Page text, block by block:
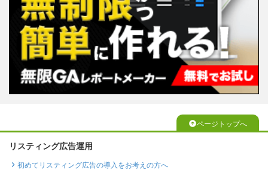
ページトップへ
リスティング広告運用
初めてリスティング広告の導入をお考えの方へ